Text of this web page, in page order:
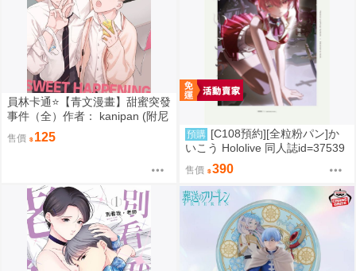
員林卡通⭐️【青文漫畫】甜蜜突發
事件（全）作者： kanipan (附尼
采書套)
售價 125 預購 [C108預約][全粒粉パン]か
いこう Hololive 同人誌id=37539
售價 390